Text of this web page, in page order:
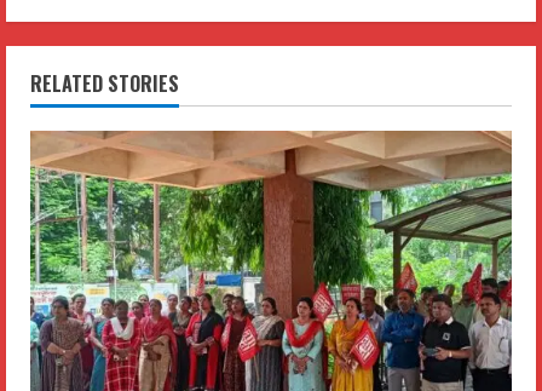
i
n
u
e
R
e
a
RELATED STORIES